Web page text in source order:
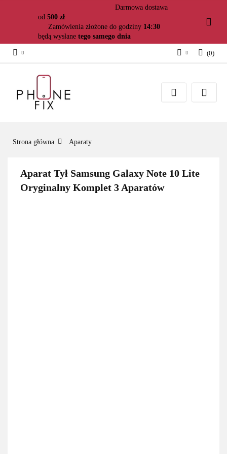
Darmowa dostawa
od 500 zł
Zamówienia złożone do godziny 14:30
będą wysłane tego samego dnia
Załóż konto
(0)
Strona główna Aparaty
Aparat Tył Samsung Galaxy Note 10 Lite
Oryginalny Komplet 3 Aparatów